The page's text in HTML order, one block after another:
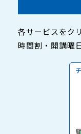
各サービスをク
時間割・開講曜